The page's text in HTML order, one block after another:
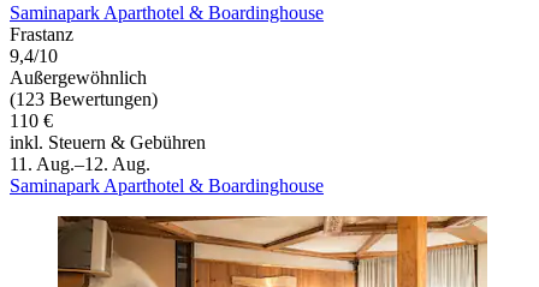
Saminapark Aparthotel & Boardinghouse
Frastanz
9,4/10
Außergewöhnlich
(123 Bewertungen)
110 €
inkl. Steuern & Gebühren
11. Aug.–12. Aug.
Saminapark Aparthotel & Boardinghouse